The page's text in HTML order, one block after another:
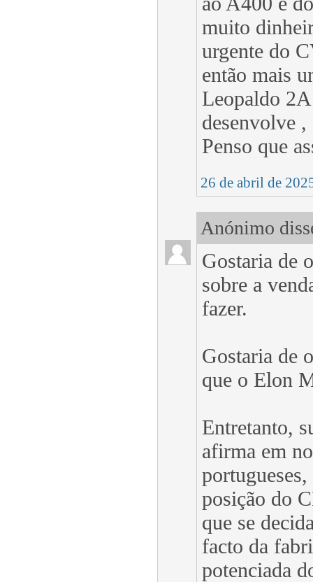
muito
urgente do
então mais
Leopaldo
desenvolve ,
Penso que
26 de abril de
Anónimo
Gostaria de
sobre a
fazer.
Gostaria de
que o Elon
Entretanto,
afirma em
posição do
que se
facto da
potenciada